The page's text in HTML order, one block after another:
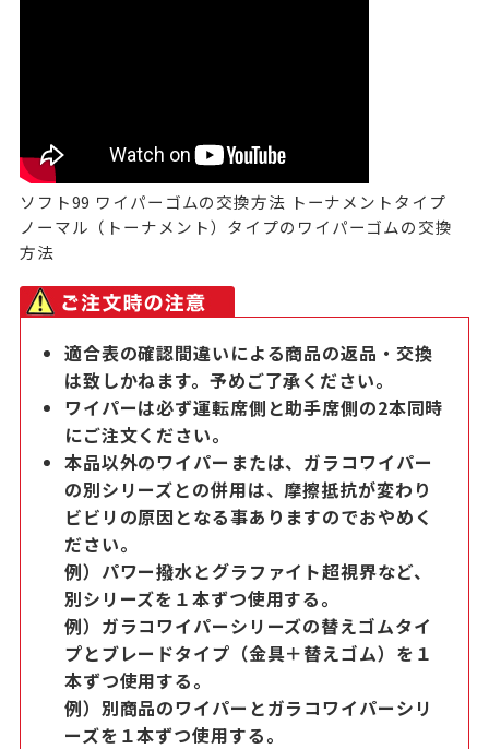
ソフト99 ワイパーゴムの交換方法 トーナメントタイプ
ノーマル（トーナメント）タイプのワイパーゴムの交換
方法
適合表の確認間違いによる商品の返品・交換
は致しかねます。予めご了承ください。
ワイパーは必ず運転席側と助手席側の2本同時
にご注文ください。
本品以外のワイパーまたは、ガラコワイパー
の別シリーズとの併用は、摩擦抵抗が変わり
ビビリの原因となる事ありますのでおやめく
ださい。
例）パワー撥水とグラファイト超視界など、
別シリーズを１本ずつ使用する。
例）ガラコワイパーシリーズの替えゴムタイ
プとブレードタイプ（金具＋替えゴム）を１
本ずつ使用する。
例）別商品のワイパーとガラコワイパーシリ
ーズを１本ずつ使用する。